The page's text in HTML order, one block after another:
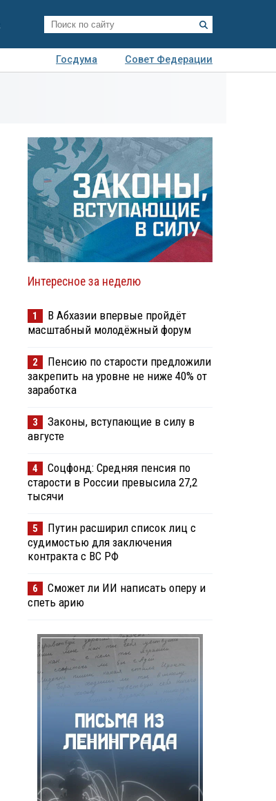
Госдума
Совет Федерации
Интересное за неделю
1
В Абхазии впервые пройдёт
масштабный молодёжный форум
2
Пенсию по старости предложили
закрепить на уровне не ниже 40% от
заработка
3
Законы, вступающие в силу в
августе
4
Соцфонд: Средняя пенсия по
старости в России превысила 27,2
тысячи
5
Путин расширил список лиц с
судимостью для заключения
контракта с ВС РФ
6
Сможет ли ИИ написать оперу и
спеть арию